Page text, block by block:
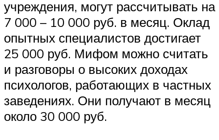
учреждения, могут рассчитывать на
7 000 – 10 000 руб. в месяц. Оклад
опытных специалистов достигает
25 000 руб. Мифом можно считать
и разговоры о высоких доходах
психологов, работающих в частных
заведениях. Они получают в месяц
около 30 000 руб.